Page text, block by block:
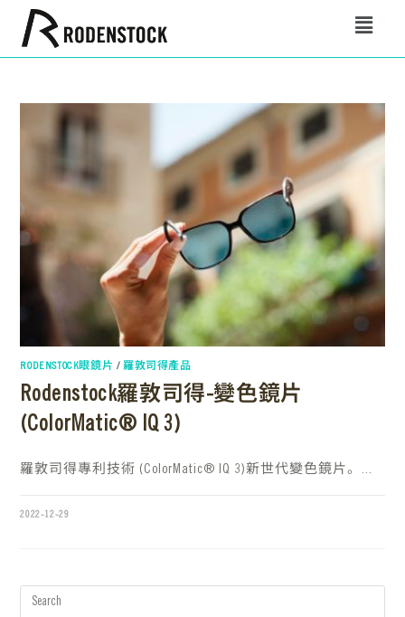
RODENSTOCK眼鏡片 /羅敦司得產品
Rodenstock羅敦司得-變色鏡片
(ColorMatic® IQ 3)
羅敦司得專利技術 (ColorMatic® IQ 3)新世代變色鏡片。...
2022-12-29